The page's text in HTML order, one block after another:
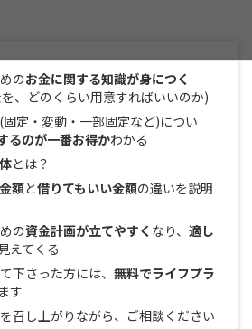
のお金に関する知識が身につく
、どのくらい用意すればいいのか)
定・変動・一部固定など)につい
るのが一番お得かわかる
とは？
額と借りてもいい金額の違いを説明
の資金計画が立てやすく なり、適し
えてくる
下さった方には、無料でライフプラ
す
召し上がりながら、ご相談ください